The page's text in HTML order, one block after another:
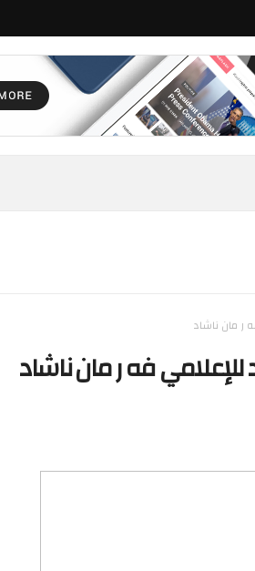
ر مان ناشاد
فه ر مان ناشاد